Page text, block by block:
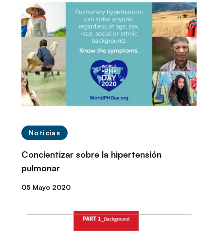
Noticias
Concientizar sobre la hipertensión
pulmonar
05 Mayo 2020